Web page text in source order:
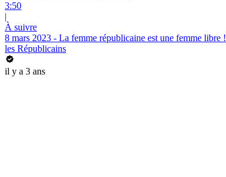
3:50
|
À suivre
8 mars 2023 - La femme républicaine est une femme libre !
les Républicains
il y a 3 ans